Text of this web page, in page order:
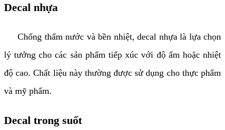
Decal nhựa
Chống thấm nước và bền nhiệt, decal nhựa là lựa chọn
lý tưởng cho các sản phẩm tiếp xúc với độ ẩm hoặc nhiệt
độ cao. Chất liệu này thường được sử dụng cho thực phẩm
và mỹ phẩm.
Decal trong suốt